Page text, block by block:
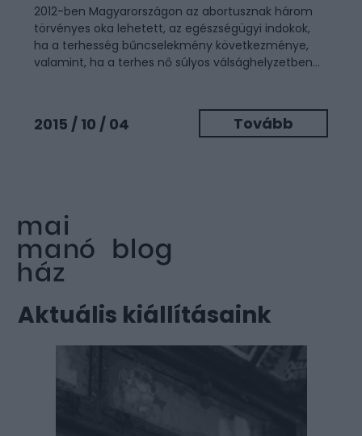
2012-ben Magyarországon az abortusznak három
törvényes oka lehetett, az egészségügyi indokok,
ha a terhesség bűncselekmény következménye,
valamint, ha a terhes nő súlyos válsághelyzetben...
2015 / 10 / 04 Tovább
Aktuális kiállításaink